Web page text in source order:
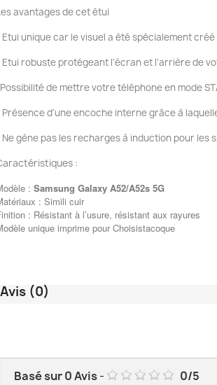
avantages de cet étui
Etui unique car le visuel a été spécialement
Etui robuste protégeant l'écran et l'arrière de
de mettre votre téléphone en mode
Présence d'une encoche interne grâce à
Ne gène pas les recharges à induction pour les
:
: Samsung Galaxy A52/A52s 5G
: Simili cuir
: Résistant à l’usure, résistant aux rayures
unique imprime pour Choisistacoque
Avis (0)
Basé sur0Avis- 0/5